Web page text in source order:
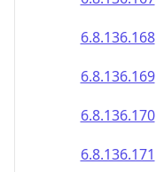
6.8.136.168
6.8.136.169
6.8.136.170
6.8.136.171